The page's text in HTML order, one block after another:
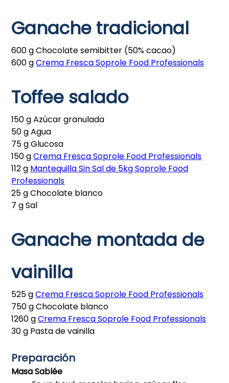
Ganache tradicional
600 g Chocolate semibitter (50% cacao)
600 gCrema Fresca Soprole Food Professionals
Toffee salado
150 g Azúcar granulada
50 g Agua
75 g Glucosa
150 gCrema Fresca Soprole Food Professionals
112 g Mantequilla Sin Sal de 5kg Soprole Food
Professionals
25 g Chocolate blanco
7 g Sal
Ganache montada de
vainilla
525 gCrema Fresca Soprole Food Professionals
750 g Chocolate blanco
1260 gCrema Fresca Soprole Food Professionals
30 g Pasta de vainilla
Preparación
Masa Sablée